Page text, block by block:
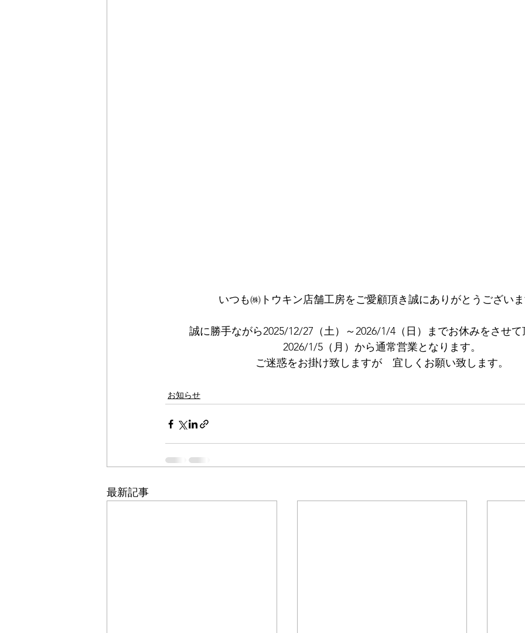
いつも㈱トウキン店舗工房をご愛顧頂き誠にありがとうございま
誠に勝手ながら2025/12/27（土）～2026/1/4（日）までお休みをさせて
2026/1/5（月）から通常営業となります。
ご迷惑をお掛け致しますが　宜しくお願い致します。
お知らせ
最新記事